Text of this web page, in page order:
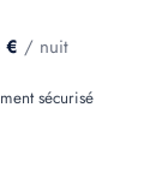
€ / nuit
sécurisé